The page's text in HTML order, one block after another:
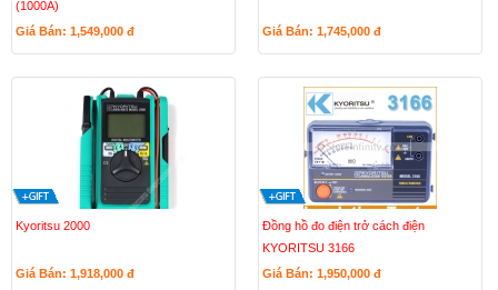
(1000A)
Giá Bán: 1,549,000 đ Giá Bán: 1,745,000 đ
Kyoritsu 2000
Giá Bán: 1,918,000 đ
Đồng hồ đo điện trở cách điện
KYORITSU 3166
Giá Bán: 1,950,000 đ